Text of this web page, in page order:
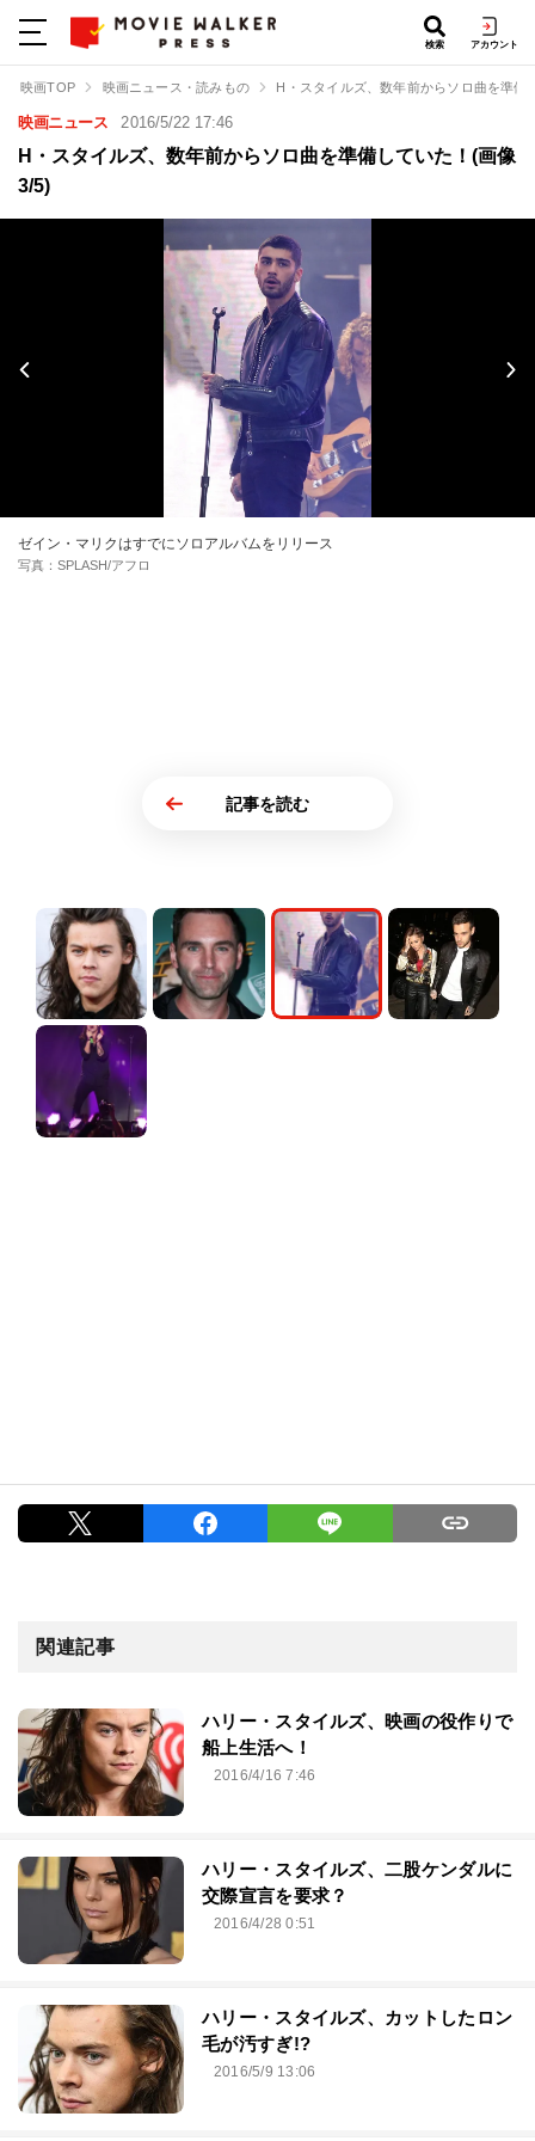
検索 アカウント
映画TOP 映画ニュース・読みもの H・スタイルズ、数年前からソロ曲を準備
映画ニュース 2016/5/22 17:46
H・スタイルズ、数年前からソロ曲を準備していた！(画像
3/5)
ゼイン・マリクはすでにソロアルバムをリリース
写真：SPLASH/アフロ
記事を読む
関連記事
ハリー・スタイルズ、映画の役作りで
船上生活へ！
2016/4/16 7:46
ハリー・スタイルズ、二股ケンダルに
交際宣言を要求？
2016/4/28 0:51
ハリー・スタイルズ、カットしたロン
毛が汚すぎ!?
2016/5/9 13:06